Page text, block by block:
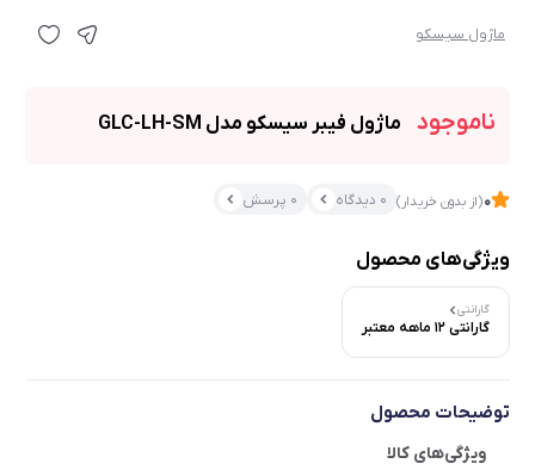
ماژول سیسکو
ناموجود ماژول فیبر سیسکو مدل GLC-LH-SM
0(از بدون خریدار) 0 دیدگاه 0 پرسش
ویژگی‌های محصول
گارانتی
گارانتی 12 ماهه معتبر
توضیحات محصول